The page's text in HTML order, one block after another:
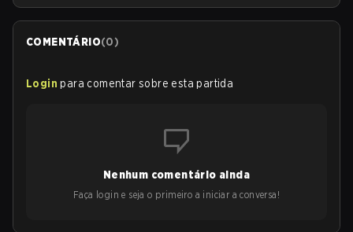
COMENTÁRIO(0)
Login para comentar sobre esta partida
Nenhum comentário ainda
Faça login e seja o primeiro a iniciar a conversa!